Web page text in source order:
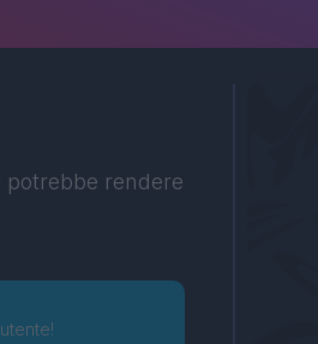
potrebbe rendere